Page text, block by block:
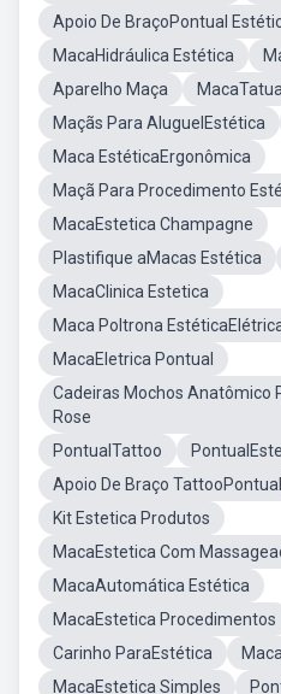
Apoio De BraçoPontual
MacaHidráulica Estética
Aparelho Maça
Maçãs Para AluguelEstética
Maca EstéticaErgonômica
Maçã Para Procedimento
MacaEstetica Champagne
Plastifique aMacas Estética
MacaClinica Estetica
Maca Poltrona
MacaEletrica Pontual
Cadeiras Mochos Anatômico
Rose
PontualTattoo
Apoio De Braço TattooPontual
Kit Estetica Produtos
MacaEstetica Com
MacaAutomática Estética
MacaEstetica Procedimentos
Carinho ParaEstética
MacaEstetica Simples